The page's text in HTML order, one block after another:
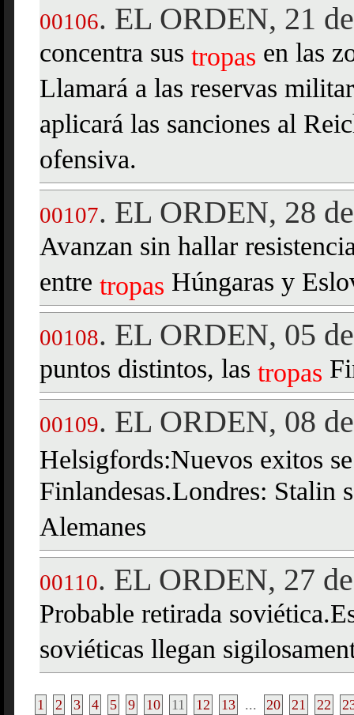
00106. EL ORDEN, 21
concentra sus tropas en las
Llamará a las reservas
aplicará las sanciones al
ofensiva.
00107. EL ORDEN, 28
Avanzan sin hallar
entre tropas Húngaras y
00108. EL ORDEN, 05
puntos distintos, las tropas
00109. EL ORDEN, 08
Helsigfords:Nuevos exitos
Finlandesas.Londres: Stalin
Alemanes
00110. EL ORDEN, 27
Probable retirada
soviéticas llegan
1 2 3 4 5 9 10 11 12 13 ... 20 21 22